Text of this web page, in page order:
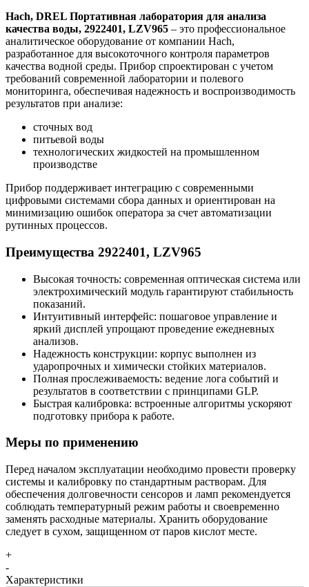
Hach, DREL Портативная лаборатория для анализа
качества воды, 2922401, LZV965 – это профессиональное
аналитическое оборудование от компании Hach,
разработанное для высокоточного контроля параметров
качества водной среды. Прибор спроектирован с учетом
требований современной лаборатории и полевого
мониторинга, обеспечивая надежность и воспроизводимость
результатов при анализе:
сточных вод
питьевой воды
технологических жидкостей на промышленном
производстве
Прибор поддерживает интеграцию с современными
цифровыми системами сбора данных и ориентирован на
минимизацию ошибок оператора за счет автоматизации
рутинных процессов.
Преимущества 2922401, LZV965
Высокая точность: современная оптическая система или
электрохимический модуль гарантируют стабильность
показаний.
Интуитивный интерфейс: пошаговое управление и
яркий дисплей упрощают проведение ежедневных
анализов.
Надежность конструкции: корпус выполнен из
ударопрочных и химически стойких материалов.
Полная прослеживаемость: ведение лога событий и
результатов в соответствии с принципами GLP.
Быстрая калибровка: встроенные алгоритмы ускоряют
подготовку прибора к работе.
Меры по применению
Перед началом эксплуатации необходимо провести проверку
системы и калибровку по стандартным растворам. Для
обеспечения долговечности сенсоров и ламп рекомендуется
соблюдать температурный режим работы и своевременно
заменять расходные материалы. Хранить оборудование
следует в сухом, защищенном от паров кислот месте.
+
-
Характеристики